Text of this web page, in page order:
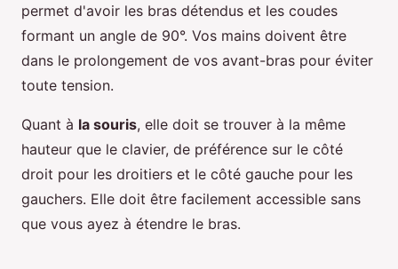
permet d'avoir les bras détendus et les coudes
formant un angle de 90°. Vos mains doivent être
dans le prolongement de vos avant-bras pour éviter
toute tension.
Quant à la souris, elle doit se trouver à la même
hauteur que le clavier, de préférence sur le côté
droit pour les droitiers et le côté gauche pour les
gauchers. Elle doit être facilement accessible sans
que vous ayez à étendre le bras.